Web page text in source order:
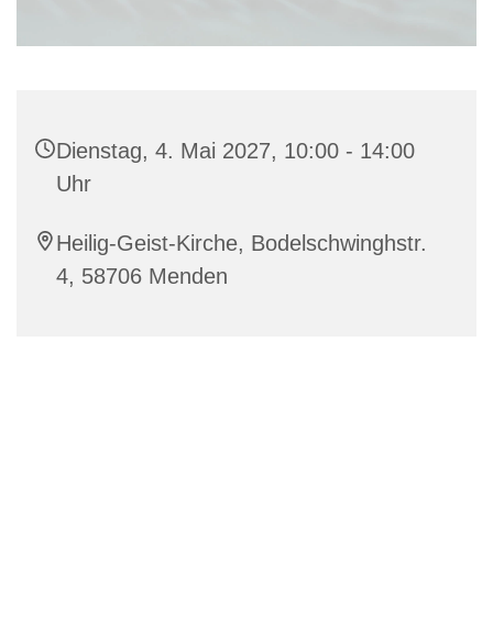
Dienstag, 4. Mai 2027, 10:00 - 14:00
Uhr
Heilig-Geist-Kirche, Bodelschwinghstr.
4, 58706 Menden